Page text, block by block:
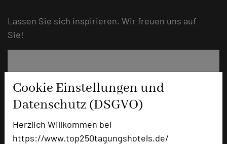
Cookie Einstellungen und
Datenschutz (DSGVO)
Herzlich Willkommen bei
https://www.top250tagungshotels.de/
Lassen Sie sich inspirieren. Wir freuen uns auf
Sie!